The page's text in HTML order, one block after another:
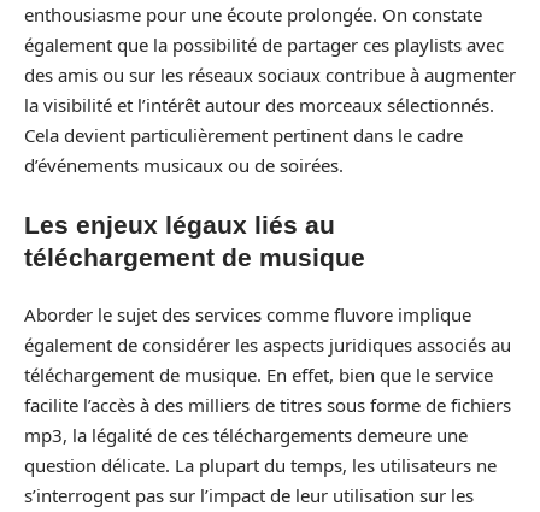
enthousiasme pour une écoute prolongée. On constate
également que la possibilité de partager ces playlists avec
des amis ou sur les réseaux sociaux contribue à augmenter
la visibilité et l’intérêt autour des morceaux sélectionnés.
Cela devient particulièrement pertinent dans le cadre
d’événements musicaux ou de soirées.
Les enjeux légaux liés au
téléchargement de musique
Aborder le sujet des services comme fluvore implique
également de considérer les aspects juridiques associés au
téléchargement de musique. En effet, bien que le service
facilite l’accès à des milliers de titres sous forme de fichiers
mp3, la légalité de ces téléchargements demeure une
question délicate. La plupart du temps, les utilisateurs ne
s’interrogent pas sur l’impact de leur utilisation sur les